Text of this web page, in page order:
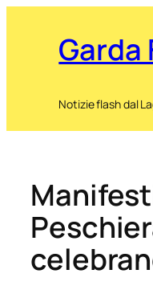
Garda
Notizie flash dal